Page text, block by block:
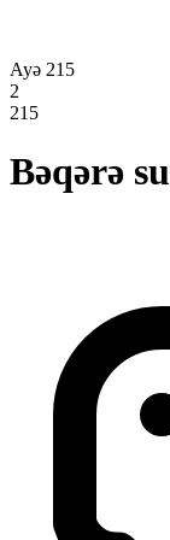
Ayə 215
2
215
Bəqərə